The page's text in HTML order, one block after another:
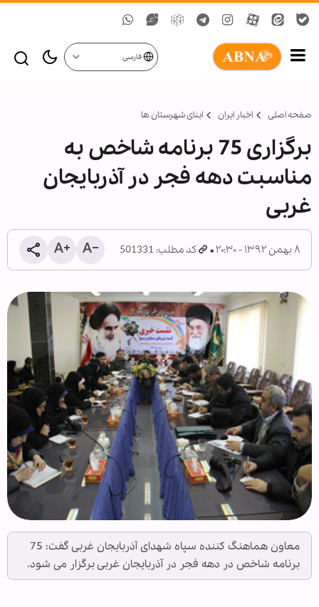
فارسی
صفحه اصلی اخبار ایران ابنای شهرستان ها
برگزاری 75 برنامه شاخص به
مناسبت دهه فجر در آذربایجان
غربی
۸ بهمن ۱۳۹۲ - ۲۰:۳۰ کد مطلب: 501331
معاون هماهنگ کننده سپاه شهدای آذربایجان غربی گفت: 75
برنامه شاخص در دهه فجر در آذربایجان غربی برگزار می شود.